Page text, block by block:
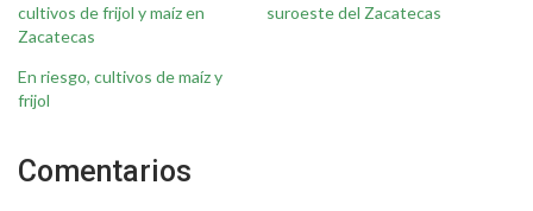
cultivos de frijol y maíz en
Zacatecas
suroeste del Zacatecas
En riesgo, cultivos de maíz y
frijol
Comentarios